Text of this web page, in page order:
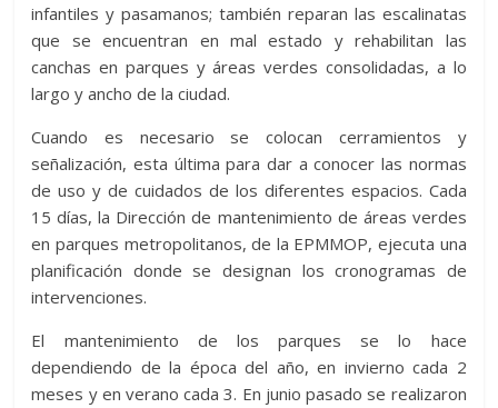
infantiles y pasamanos; también reparan las escalinatas
que se encuentran en mal estado y rehabilitan las
canchas en parques y áreas verdes consolidadas, a lo
largo y ancho de la ciudad.
Cuando es necesario se colocan cerramientos y
señalización, esta última para dar a conocer las normas
de uso y de cuidados de los diferentes espacios. Cada
15 días, la Dirección de mantenimiento de áreas verdes
en parques metropolitanos, de la EPMMOP, ejecuta una
planificación donde se designan los cronogramas de
intervenciones.
El mantenimiento de los parques se lo hace
dependiendo de la época del año, en invierno cada 2
meses y en verano cada 3. En junio pasado se realizaron